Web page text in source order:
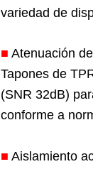
variedad de
■ Atenuación
Tapones de
(SNR 32dB)
conforme a
■ Aislamiento